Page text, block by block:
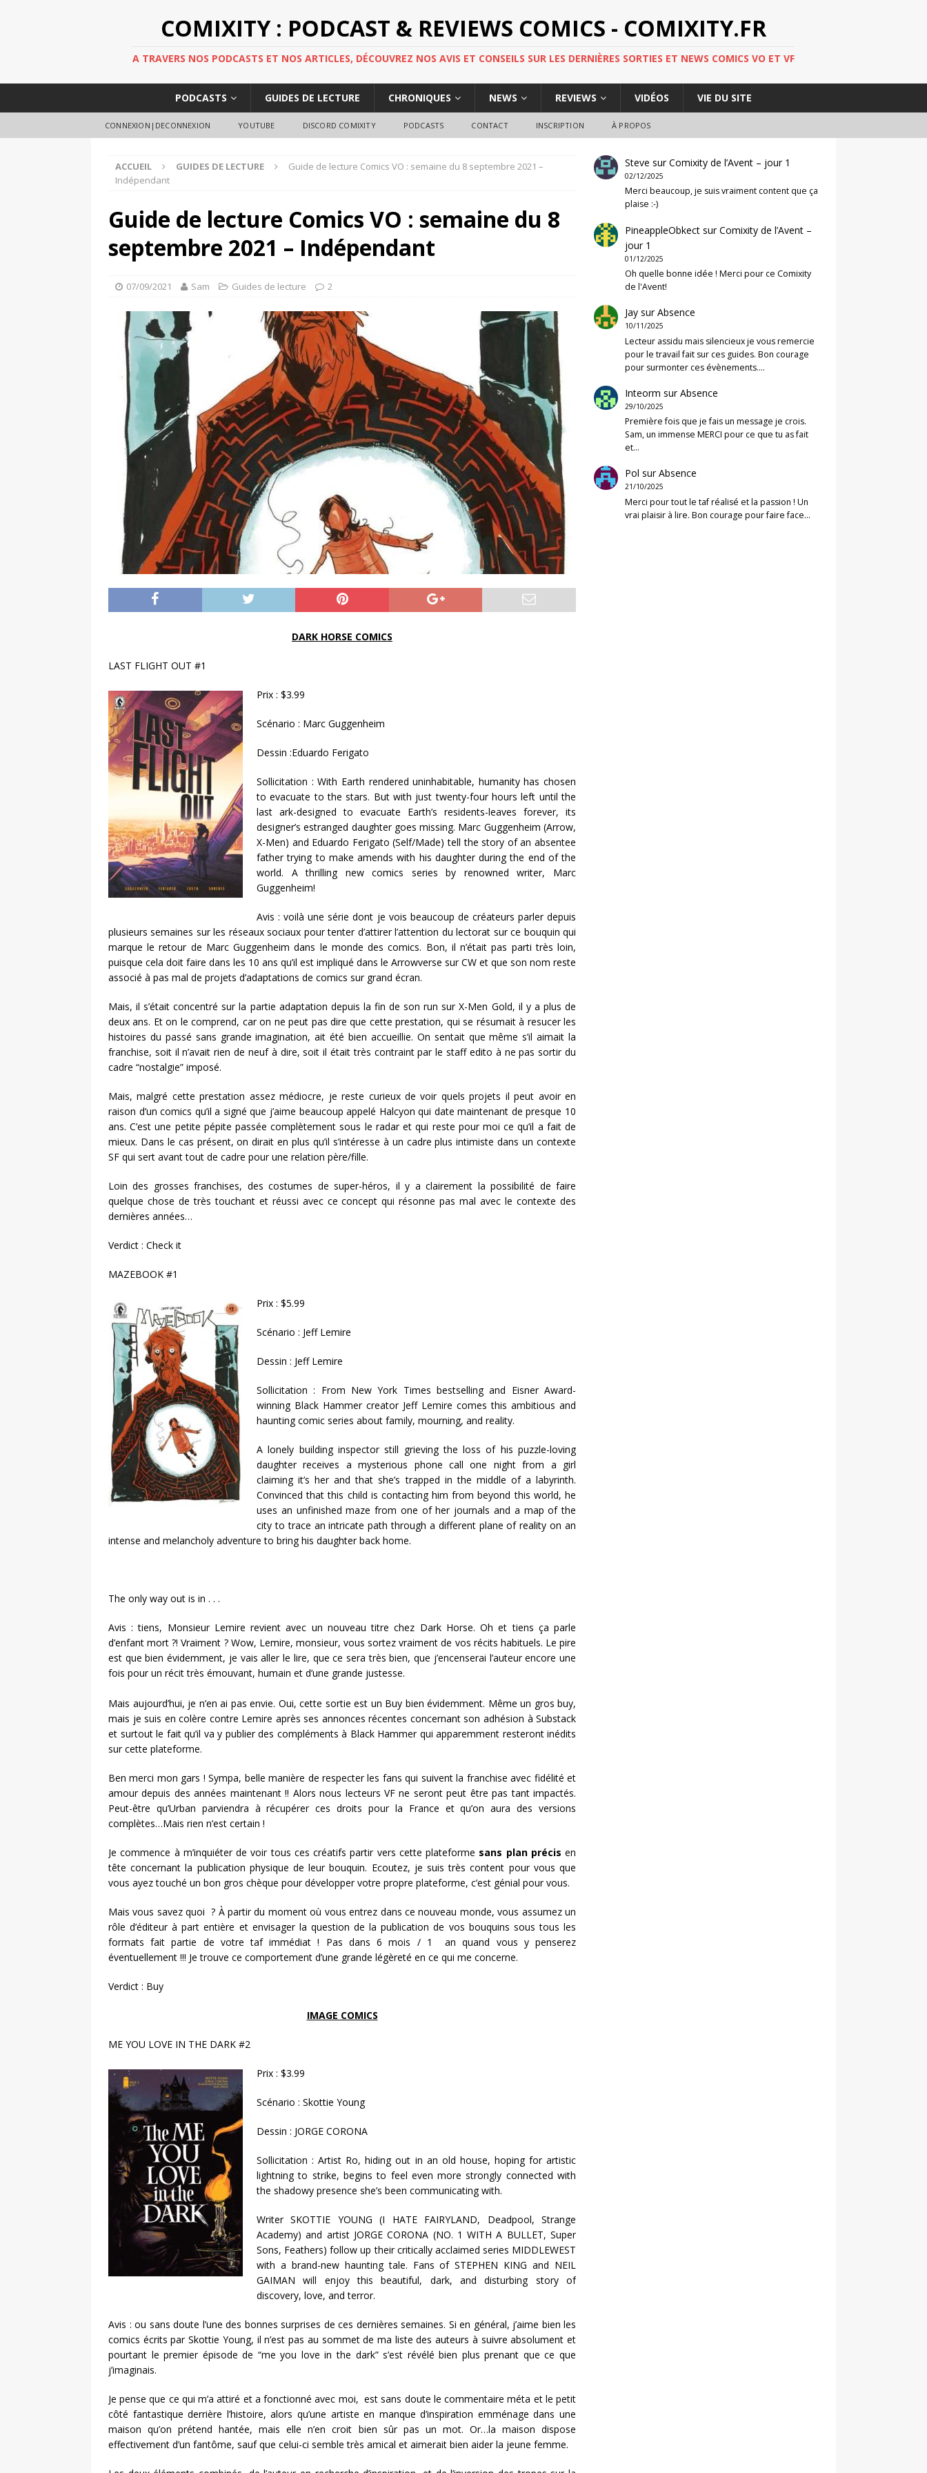
COMIXITY : PODCAST & REVIEWS COMICS - COMIXITY.FR
A TRAVERS NOS PODCASTS ET NOS ARTICLES, DÉCOUVREZ NOS AVIS ET CONSEILS SUR LES DERNIÈRES SORTIES ET NEWS COMICS VO ET VF
PODCASTS GUIDES DE LECTURE CHRONIQUES NEWS REVIEWS VIDÉOS VIE DU SITE
CONNEXION|DECONNEXION YOUTUBE DISCORD COMIXITY PODCASTS CONTACT INSCRIPTION À PROPOS
ACCUEIL GUIDES DE LECTURE
Guide de lecture Comics VO : semaine du 8 septembre 2021 –
Indépendant
Guide de lecture Comics VO : semaine du 8
septembre 2021 – Indépendant
07/09/2021 Sam Guides de lecture 2
DARK HORSE COMICS
LAST FLIGHT OUT #1
Prix : $3.99
Scénario : Marc Guggenheim
Dessin :Eduardo Ferigato
Sollicitation : With Earth rendered uninhabitable, humanity has chosen
to evacuate to the stars. But with just twenty-four hours left until the
last ark-designed to evacuate Earth’s residents-leaves forever, its
designer’s estranged daughter goes missing. Marc Guggenheim (Arrow,
X-Men) and Eduardo Ferigato (Self/Made) tell the story of an absentee
father trying to make amends with his daughter during the end of the
world. A thrilling new comics series by renowned writer, Marc
Guggenheim!
Avis : voilà une série dont je vois beaucoup de créateurs parler depuis
plusieurs semaines sur les réseaux sociaux pour tenter d’attirer l’attention du lectorat sur ce bouquin qui
marque le retour de Marc Guggenheim dans le monde des comics. Bon, il n’était pas parti très loin,
puisque cela doit faire dans les 10 ans qu’il est impliqué dans le Arrowverse sur CW et que son nom reste
associé à pas mal de projets d’adaptations de comics sur grand écran.
Mais, il s’était concentré sur la partie adaptation depuis la fin de son run sur X-Men Gold, il y a plus de
deux ans. Et on le comprend, car on ne peut pas dire que cette prestation, qui se résumait à resucer les
histoires du passé sans grande imagination, ait été bien accueillie. On sentait que même s’il aimait la
franchise, soit il n’avait rien de neuf à dire, soit il était très contraint par le staff edito à ne pas sortir du
cadre “nostalgie” imposé.
Mais, malgré cette prestation assez médiocre, je reste curieux de voir quels projets il peut avoir en
raison d’un comics qu’il a signé que j’aime beaucoup appelé Halcyon qui date maintenant de presque 10
ans. C’est une petite pépite passée complètement sous le radar et qui reste pour moi ce qu’il a fait de
mieux. Dans le cas présent, on dirait en plus qu’il s’intéresse à un cadre plus intimiste dans un contexte
SF qui sert avant tout de cadre pour une relation père/fille.
Loin des grosses franchises, des costumes de super-héros, il y a clairement la possibilité de faire
quelque chose de très touchant et réussi avec ce concept qui résonne pas mal avec le contexte des
dernières années…
Verdict : Check it
MAZEBOOK #1
Prix : $5.99
Scénario : Jeff Lemire
Dessin : Jeff Lemire
Sollicitation : From New York Times bestselling and Eisner Award-
winning Black Hammer creator Jeff Lemire comes this ambitious and
haunting comic series about family, mourning, and reality.
A lonely building inspector still grieving the loss of his puzzle-loving
daughter receives a mysterious phone call one night from a girl
claiming it’s her and that she’s trapped in the middle of a labyrinth.
Convinced that this child is contacting him from beyond this world, he
uses an unfinished maze from one of her journals and a map of the
city to trace an intricate path through a different plane of reality on an
intense and melancholy adventure to bring his daughter back home.
The only way out is in . . .
Avis : tiens, Monsieur Lemire revient avec un nouveau titre chez Dark Horse. Oh et tiens ça parle
d’enfant mort ?! Vraiment ? Wow, Lemire, monsieur, vous sortez vraiment de vos récits habituels. Le pire
est que bien évidemment, je vais aller le lire, que ce sera très bien, que j’encenserai l’auteur encore une
fois pour un récit très émouvant, humain et d’une grande justesse.
Mais aujourd’hui, je n’en ai pas envie. Oui, cette sortie est un Buy bien évidemment. Même un gros buy,
mais je suis en colère contre Lemire après ses annonces récentes concernant son adhésion à Substack
et surtout le fait qu’il va y publier des compléments à Black Hammer qui apparemment resteront inédits
sur cette plateforme.
Ben merci mon gars ! Sympa, belle manière de respecter les fans qui suivent la franchise avec fidélité et
amour depuis des années maintenant !! Alors nous lecteurs VF ne seront peut être pas tant impactés.
Peut-être qu’Urban parviendra à récupérer ces droits pour la France et qu’on aura des versions
complètes…Mais rien n’est certain !
Je commence à m’inquiéter de voir tous ces créatifs partir vers cette plateforme sans plan précisen
tête concernant la publication physique de leur bouquin. Ecoutez, je suis très content pour vous que
vous ayez touché un bon gros chèque pour développer votre propre plateforme, c’est génial pour vous.
Mais vous savez quoi ? À partir du moment où vous entrez dans ce nouveau monde, vous assumez un
rôle d’éditeur à part entière et envisager la question de la publication de vos bouquins sous tous les
formats fait partie de votre taf immédiat ! Pas dans 6 mois / 1 an quand vous y penserez
éventuellement !!! Je trouve ce comportement d’une grande légèreté en ce qui me concerne.
Verdict : Buy
IMAGE COMICS
ME YOU LOVE IN THE DARK #2
Prix : $3.99
Scénario : Skottie Young
Dessin : JORGE CORONA
Sollicitation : Artist Ro, hiding out in an old house, hoping for artistic
lightning to strike, begins to feel even more strongly connected with
the shadowy presence she’s been communicating with.
Writer SKOTTIE YOUNG (I HATE FAIRYLAND, Deadpool, Strange
Academy) and artist JORGE CORONA (NO. 1 WITH A BULLET, Super
Sons, Feathers) follow up their critically acclaimed series MIDDLEWEST
with a brand-new haunting tale. Fans of STEPHEN KING and NEIL
GAIMAN will enjoy this beautiful, dark, and disturbing story of
discovery, love, and terror.
Avis : ou sans doute l’une des bonnes surprises de ces dernières semaines. Si en général, j’aime bien les
comics écrits par Skottie Young, il n’est pas au sommet de ma liste des auteurs à suivre absolument et
pourtant le premier épisode de “me you love in the dark” s’est révélé bien plus prenant que ce que
j’imaginais.
Je pense que ce qui m’a attiré et a fonctionné avec moi, est sans doute le commentaire méta et le petit
côté fantastique derrière l’histoire, alors qu’une artiste en manque d’inspiration emménage dans une
maison qu’on prétend hantée, mais elle n’en croit bien sûr pas un mot. Or…la maison dispose
effectivement d’un fantôme, sauf que celui-ci semble très amical et aimerait bien aider la jeune femme.
Steve surComixity de l’Avent – jour 1
02/12/2025
Merci beaucoup, je suis vraiment content que ça
plaise :-)
PineappleObkect surComixity de l’Avent –
jour 1
01/12/2025
Oh quelle bonne idée ! Merci pour ce Comixity
de l'Avent!
Jay surAbsence
10/11/2025
Lecteur assidu mais silencieux je vous remercie
pour le travail fait sur ces guides. Bon courage
pour surmonter ces évènements.…
Inteorm surAbsence
29/10/2025
Première fois que je fais un message je crois.
Sam, un immense MERCI pour ce que tu as fait
et…
Pol surAbsence
21/10/2025
Merci pour tout le taf réalisé et la passion ! Un
vrai plaisir à lire. Bon courage pour faire face…